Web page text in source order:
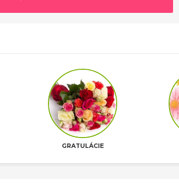
GRATULÁCIE